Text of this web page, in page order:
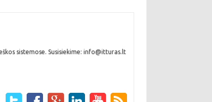
sistemose. Susisiekime: info@itturas.lt